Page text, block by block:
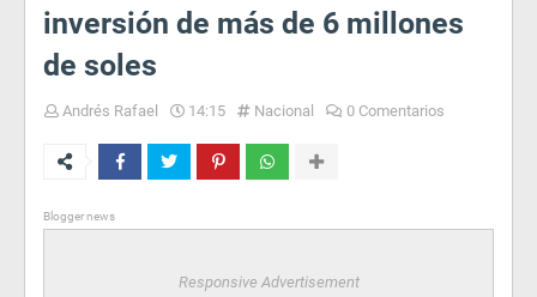
inversión de más de 6 millones
de soles
Andrés Rafael 14:15 Nacional 0 Comentarios
Blogger news
Responsive Advertisement